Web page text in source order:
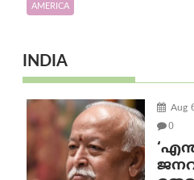
AMERICA
INDIA
Aug
0